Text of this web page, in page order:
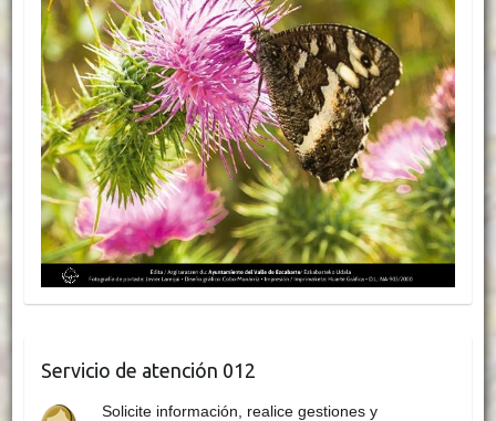
Servicio de atención 012
Solicite información, realice gestiones y